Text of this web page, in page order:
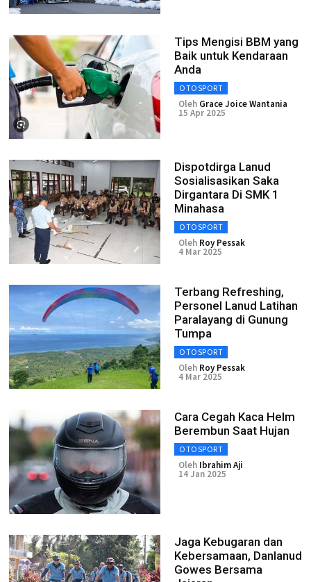
Tips Mengisi BBM yang
Baik untuk Kendaraan
Anda
OTOSPORT
Oleh Grace Joice Wantania
15 Apr 2025
Dispotdirga Lanud
Sosialisasikan Saka
Dirgantara Di SMK 1
Minahasa
OTOSPORT
Oleh Roy Pessak
4 Mar 2025
Terbang Refreshing,
Personel Lanud Latihan
Paralayang di Gunung
Tumpa
OTOSPORT
Oleh Roy Pessak
4 Mar 2025
Cara Cegah Kaca Helm
Berembun Saat Hujan
OTOSPORT
Oleh Ibrahim Aji
14 Jan 2025
Jaga Kebugaran dan
Kebersamaan, Danlanud
Gowes Bersama